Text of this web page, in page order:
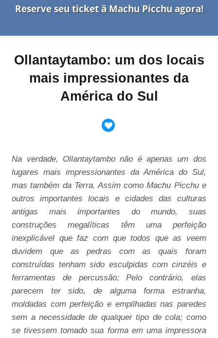
Reserve seu ticket â Machu Picchu agora!
Ollantaytambo: um dos locais
mais impressionantes da
América do Sul
Na verdade, Ollantaytambo não é apenas um dos
lugares mais impressionantes da América do Sul,
mas também da Terra. Assim como Machu Picchu e
outros importantes locais e cidades das culturas
antigas mais importantes do mundo, suas
construções megalíticas têm uma perfeição
inexplicável que faz com que todos que as veem
duvidem que as pedras com as quais foram
construídas tenham sido esculpidas com cinzéis e
ferramentas de percussão; Pelo contrário, elas
parecem ter sido, de alguma forma estranha,
moldadas com perfeição e empilhadas nas paredes
sem a necessidade de qualquer tipo de cola; como
se tivessem tomado sua forma em uma impressora